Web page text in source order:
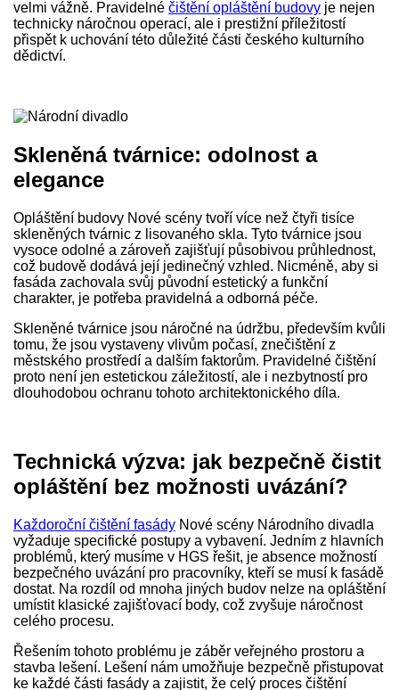
velmi vážně. Pravidelné čištění opláštění budovy je nejen
technicky náročnou operací, ale i prestižní příležitostí
přispět k uchování této důležité části českého kulturního
dědictví.
Skleněná tvárnice: odolnost a
elegance
Opláštění budovy Nové scény tvoří více než čtyři tisíce
skleněných tvárnic z lisovaného skla. Tyto tvárnice jsou
vysoce odolné a zároveň zajišťují působivou průhlednost,
což budově dodává její jedinečný vzhled. Nicméně, aby si
fasáda zachovala svůj původní estetický a funkční
charakter, je potřeba pravidelná a odborná péče.
Skleněné tvárnice jsou náročné na údržbu, především kvůli
tomu, že jsou vystaveny vlivům počasí, znečištění z
městského prostředí a dalším faktorům. Pravidelné čištění
proto není jen estetickou záležitostí, ale i nezbytností pro
dlouhodobou ochranu tohoto architektonického díla.
Technická výzva: jak bezpečně čistit
opláštění bez možnosti uvázání?
Každoroční čištění fasády Nové scény Národního divadla
vyžaduje specifické postupy a vybavení. Jedním z hlavních
problémů, který musíme v HGS řešit, je absence možností
bezpečného uvázání pro pracovníky, kteří se musí k fasádě
dostat. Na rozdíl od mnoha jiných budov nelze na opláštění
umístit klasické zajišťovací body, což zvyšuje náročnost
celého procesu.
Řešením tohoto problému je záběr veřejného prostoru a
stavba lešení. Lešení nám umožňuje bezpečně přistupovat
ke každé části fasády a zajistit, že celý proces čištění